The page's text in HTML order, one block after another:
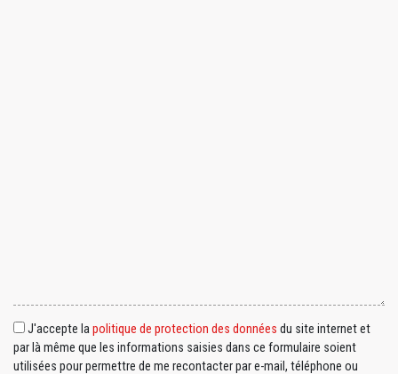
J'accepte lapolitique de protection des données du site internet et
par là même que les informations saisies dans ce formulaire soient
utilisées pour permettre de me recontacter par e-mail, téléphone ou